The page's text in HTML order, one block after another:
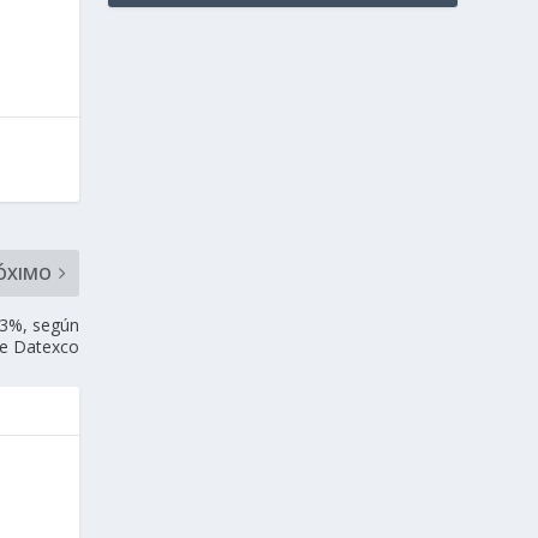
según
Datexco